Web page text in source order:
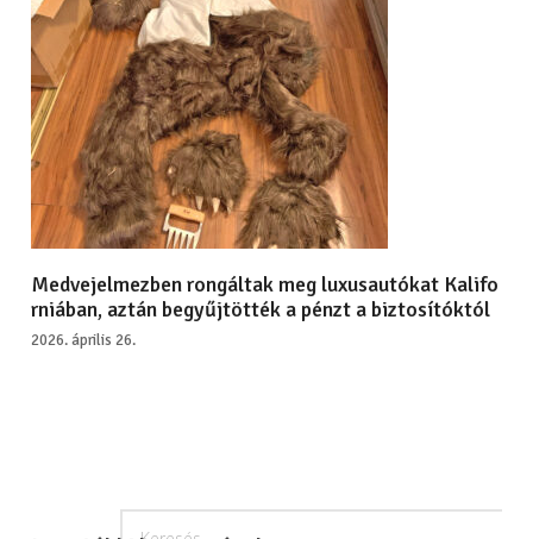
Medvejelmezben rongáltak meg luxusautókat Kalifo
rniában, aztán begyűjtötték a pénzt a biztosítóktól
2026. április 26.